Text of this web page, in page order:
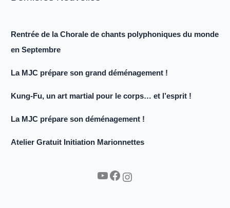
Rentrée de la Chorale de chants polyphoniques du monde
en Septembre
La MJC prépare son grand déménagement !
Kung-Fu, un art martial pour le corps… et l’esprit !
La MJC prépare son déménagement !
Atelier Gratuit Initiation Marionnettes
YouTube Facebook Instagram